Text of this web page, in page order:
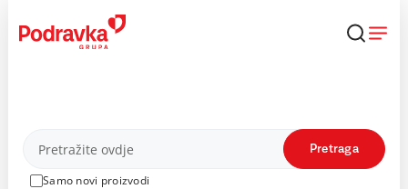
content
Proizvodi
Samo novi proizvodi
Pretraga